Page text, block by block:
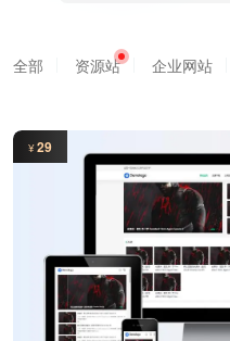
全部 资源站 企业网站
¥29